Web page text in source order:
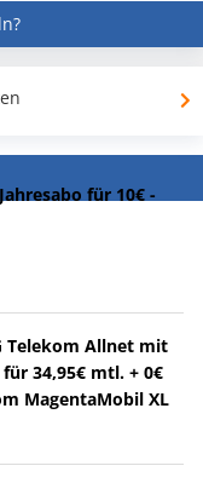
für 10€ -
Telekom Allnet mit
34,95€ mtl. + 0€
MagentaMobil XL